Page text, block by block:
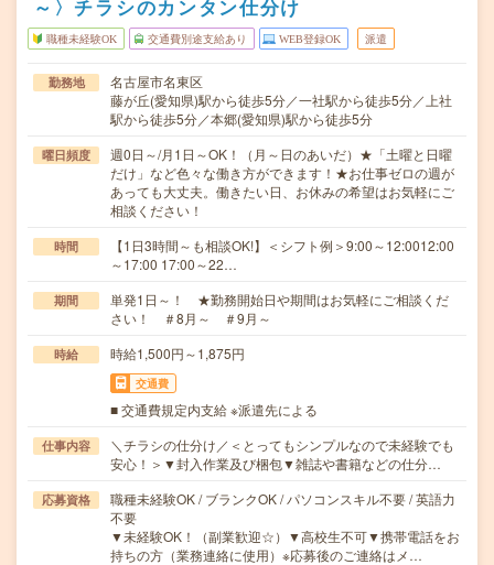
～〉チラシのカンタン仕分け
職種未経験OK 交通費別途支給あり WEB登録OK 派遣
勤務地
名古屋市名東区
藤が丘(愛知県)駅から徒歩5分／一社駅から徒歩5分／上社
駅から徒歩5分／本郷(愛知県)駅から徒歩5分
曜日頻度
週0日～/月1日～OK！（月～日のあいだ）★「土曜と日曜
だけ」など色々な働き方ができます！★お仕事ゼロの週が
あっても大丈夫。働きたい日、お休みの希望はお気軽にご
相談ください！
時間
【1日3時間～も相談OK!】＜シフト例＞9:00～12:0012:00
～17:00 17:00～22…
期間
単発1日～！ ★勤務開始日や期間はお気軽にご相談くだ
さい！ ＃8月～ ＃9月～
時給 時給1,500円～1,875円
交通費
■ 交通費規定内支給 ※派遣先による
仕事内容
＼チラシの仕分け／＜とってもシンプルなので未経験でも
安心！＞▼封入作業及び梱包▼雑誌や書籍などの仕分…
応募資格
職種未経験OK / ブランクOK / パソコンスキル不要 / 英語力
不要
▼未経験OK！（副業歓迎☆）▼高校生不可▼携帯電話をお
持ちの方（業務連絡に使用）※応募後のご連絡はメ…